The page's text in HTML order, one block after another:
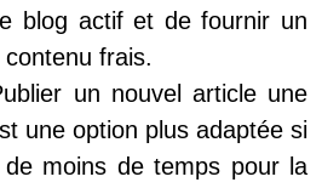
blog actif et de fournir un
frais.
un nouvel article une
une option plus adaptée si
moins de temps pour la